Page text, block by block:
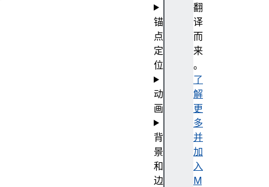
翻
译
而
来
。
了
解
更
多
并
加
入
M
锚
点
定
位
动
画
背
景
和
边